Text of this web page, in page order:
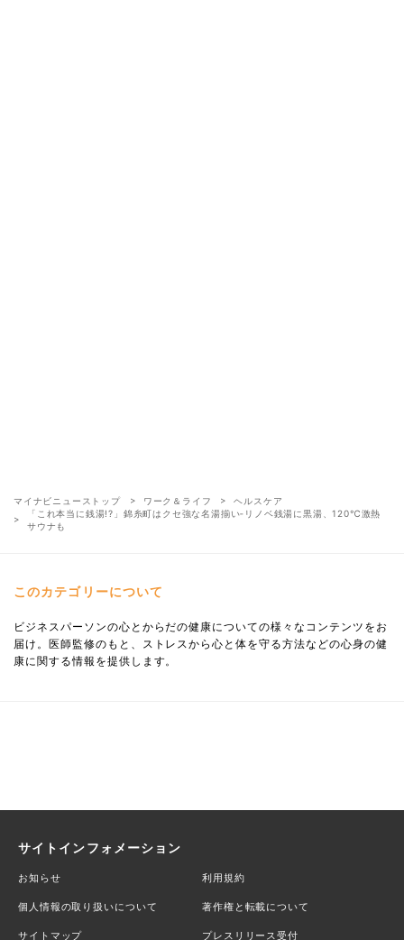
マイナビニューストップ ワーク＆ライフ
ヘルスケア
「これ本当に銭湯!?」錦糸町はクセ強な名湯揃い‐リノベ銭湯に黒湯、120℃激熱
サウナも
このカテゴリーについて
ビジネスパーソンの心とからだの健康についての様々なコンテンツをお
届け。医師監修のもと、ストレスから心と体を守る方法などの心身の健
康に関する情報を提供します。
サイトインフォメーション
お知らせ 利用規約
個人情報の取り扱いについて 著作権と転載について
サイトマップ プレスリリース受付